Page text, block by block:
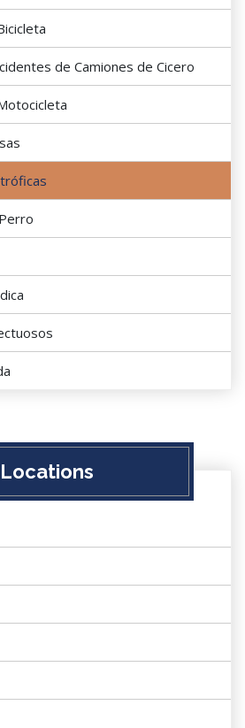
de Camiones de Cicero
Locations